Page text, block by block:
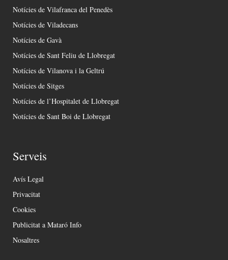
Notícies de Vilafranca del Penedès
Notícies de Viladecans
Notícies de Gavà
Notícies de Sant Feliu de Llobregat
Notícies de Vilanova i la Geltrú
Notícies de Sitges
Notícies de l’Hospitalet de Llobregat
Notícies de Sant Boi de Llobregat
Serveis
Avís Legal
Privacitat
Cookies
Publicitat a Mataró Info
Nosaltres